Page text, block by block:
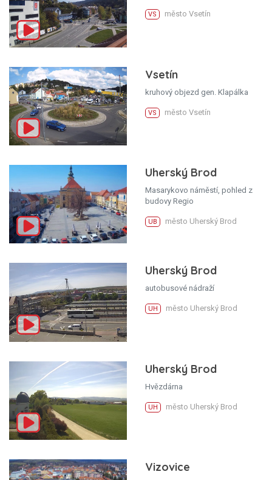
VS město Vsetín
Vsetín
kruhový objezd gen. Klapálka
VS město Vsetín
Uherský Brod
Masarykovo náměstí, pohled z
budovy Regio
UB město Uherský Brod
Uherský Brod
autobusové nádraží
UH město Uherský Brod
Uherský Brod
Hvězdárna
UH město Uherský Brod
Vizovice